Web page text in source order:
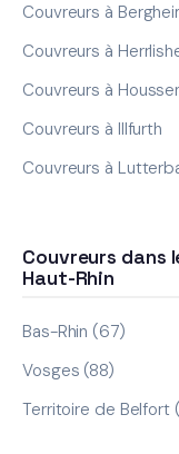
Couvreurs à
Couvreurs à
Couvreurs à
Couvreurs à Illfurth
Couvreurs à
Couvreurs dans
Haut-Rhin
Bas-Rhin (67)
Vosges (88)
Territoire de Belfort